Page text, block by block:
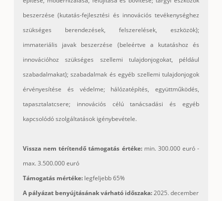
beszerzése (kutatás-fejlesztési és innovációs tevékenységhez
szükséges berendezések, felszerelések, eszközök);
immateriális javak beszerzése (beleértve a kutatáshoz és
innovációhoz szükséges szellemi tulajdonjogokat, például
szabadalmakat); szabadalmak és egyéb szellemi tulajdonjogok
érvényesítése és védelme; hálózatépítés, együttműködés,
tapasztalatcsere; innovációs célú tanácsadási és egyéb
kapcsolódó szolgáltatások igénybevétele.
Vissza nem térítendő támogatás értéke:min. 300.000 euró -
max. 3.500.000 euró
Támogatás mértéke: legfeljebb 65%
A pályázat benyújtásának várható időszaka:2025. december